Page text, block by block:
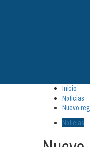
Inicio
Noticias
Nuevo
Noticias